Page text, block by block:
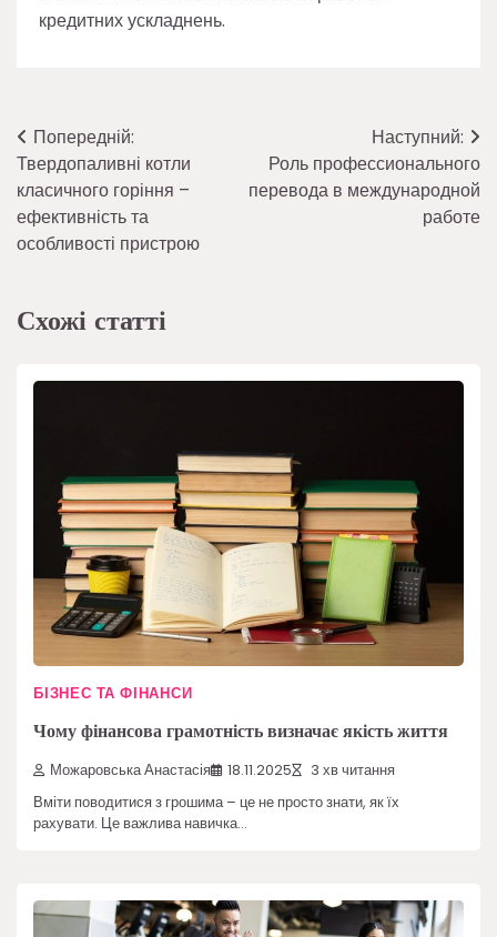
кредитних ускладнень.
Навігація
записів
Попередній:
Твердопаливні котли
класичного горіння –
ефективність та
особливості пристрою
Наступний:
Роль профессионального
перевода в международной
работе
Схожі статті
БІЗНЕС ТА ФІНАНСИ
Чому фінансова грамотність визначає якість життя
Можаровська Анастасія 18.11.2025 3 хв читання
Вміти поводитися з грошима – це не просто знати, як їх
рахувати. Це важлива навичка…